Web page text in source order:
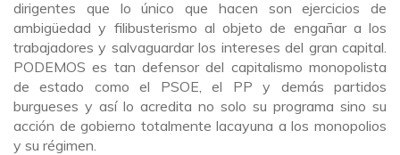
dirigentes que lo único que hacen son ejercicios de
ambigüedad y filibusterismo al objeto de engañar a los
trabajadores y salvaguardar los intereses del gran capital.
PODEMOS es tan defensor del capitalismo monopolista
de estado como el PSOE, el PP y demás partidos
burgueses y así lo acredita no solo su programa sino su
acción de gobierno totalmente lacayuna a los monopolios
y su régimen.